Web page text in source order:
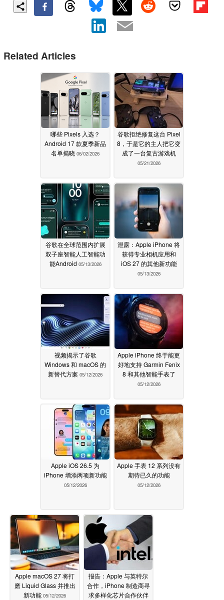
Related Articles
哪些 Pixels 入选？
Android 17 款夏季新品
名单揭晓 06/02/2026
谷歌拒绝修复这台 Pixel
8，于是它的主人把它变
成了一台复古游戏机
05/21/2026
谷歌在全球范围内扩展
双子座智能人工智能功
能Android 05/13/2026
泄露：Apple iPhone 将
获得专业相机应用和
iOS 27 的其他新功能
05/13/2026
视频揭示了谷歌
Windows 和 macOS 的
新替代方案 05/12/2026
Apple iPhone 终于能更
好地支持 Garmin Fenix
8 和其他智能手表了
05/12/2026
Apple iOS 26.5 为
iPhone 增添两项新功能
05/12/2026
Apple 手表 12 系列没有
期待已久的功能
05/12/2026
Apple macOS 27 将打
磨 Liquid Glass 并推出
新功能 05/12/2026
报告：Apple 与英特尔
合作，iPhone 制造商寻
求多样化芯片合作伙伴